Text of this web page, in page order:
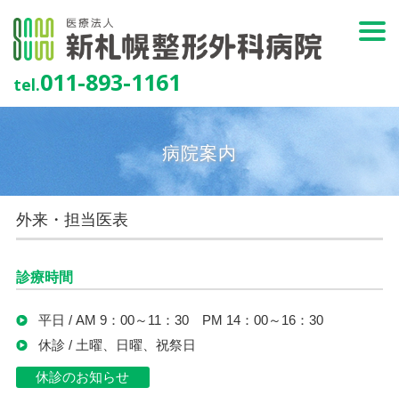
tel.011-893-1161
病院案内
外来・担当医表
診療時間
平日 / AM 9：00～11：30 PM 14：00～16：30
休診 / 土曜、日曜、祝祭日
休診のお知らせ